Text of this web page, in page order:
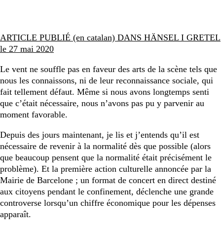
ARTICLE PUBLIÉ (en catalan) DANS HÄNSEL I GRETEL
le 27 mai 2020
Le vent ne souffle pas en faveur des arts de la scène tels que
nous les connaissons, ni de leur reconnaissance sociale, qui
fait tellement défaut. Même si nous avons longtemps senti
que c’était nécessaire, nous n’avons pas pu y parvenir au
moment favorable.
Depuis des jours maintenant, je lis et j’entends qu’il est
nécessaire de revenir à la normalité dès que possible (alors
que beaucoup pensent que la normalité était précisément le
problème). Et la première action culturelle annoncée par la
Mairie de Barcelone ; un format de concert en direct destiné
aux citoyens pendant le confinement, déclenche une grande
controverse lorsqu’un chiffre économique pour les dépenses
apparaît.